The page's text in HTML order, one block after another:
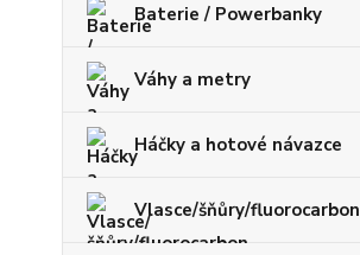
Baterie / Powerbanky
Váhy a metry
Háčky a hotové návazce
Vlasce/šňůry/fluorocarbon